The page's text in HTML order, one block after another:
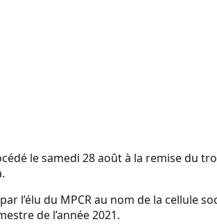
le samedi 28 août à la remise du
l’élu du MPCR au nom de la cellule
de l’année 2021.